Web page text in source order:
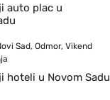
auto plac u
Sad, Odmor, Vikend
hoteli u Novom Sadu